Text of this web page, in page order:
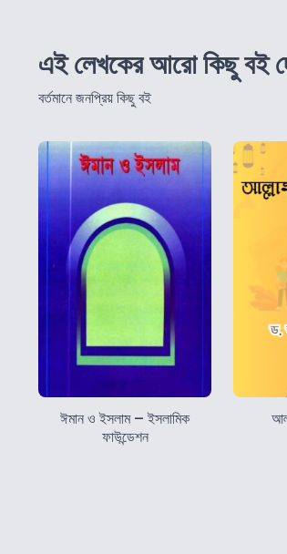
এই লেখকের আরো কিছু বই
বর্তমানে জনপ্রিয় কিছু বই
ঈমান ও ইসলাম – ইসলামিক
ফাউন্ডেশন